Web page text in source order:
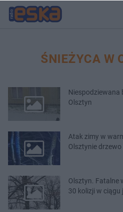
ŚNIEŻYCA W
Niespodziewana
Olsztyn
Atak zimy w
Olsztynie
Olsztyn. Fatalne
30 kolizji w ciągu